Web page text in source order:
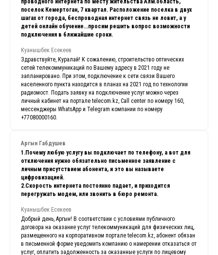
проводного интернета по месту жительства Алм.область,
поселок Кемертоган, 7 квартал. Расположение поселка в двух
шагах от города, беспроводная интернет связь не ловит, а у
детей онлайн обучение...просим решить вопрос возможности
подключения в ближайшие сроки.
Куанышбек Есекеев
Здравствуйте, Куралай! К сожалению, строительство оптических
сетей телекоммуникаций по Вашему адресу в 2021 году не
запланировано. При этом, подключение к сети связи Вашего
населенного пункта находится в планах на 2021 год по технологии
радиомост. Подать заявку на подключение услуг можно через
личный кабинет на портале telecom.kz, Call center по номеру 160,
мессенджеры WhatsApp и Telegram компании по номеру
+77080000160.
Аргын Габдушев
1.Почему любую услугу вы подключает по телефону, а вот для
отключения нужно обязательно письменное заявление с
личным присутствием абонента, и это вы называете
цифровизацией.
2.Скорость интернета постоянно падает, и приходится
перегружать модем, или звонить в бюро ремонта.
Куанышбек Есекеев
Добрый день, Аргын! В соответствии с условиями публичного
договора на оказание услуг телекоммуникаций для физических лиц,
размещенного на корпоративном портале telecom.kz, абонент обязан
в письменной форме уведомить компанию о намерении отказаться от
услуг, оплатить задолженность за оказанные услуги по лицевому